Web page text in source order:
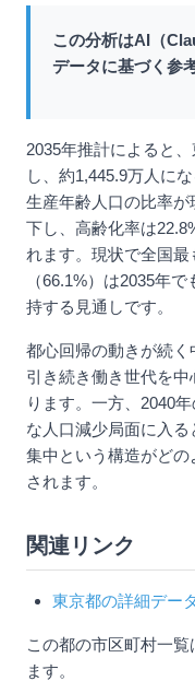
この分析はAI（
データに基づく参
2035年推計によると
し、約1,445.9万人に
生産年齢人口の比率が
下し、高齢化率は
れます。現状で全国
（66.1%）は2035年
持する見通しです。
都心回帰の動きが続く
引き続き働き世代を
ります。一方、2040
な人口減少局面に入
集中という構造がどの
されます。
関連リンク
東京都の詳細デー
この都の市区町村一
ます。